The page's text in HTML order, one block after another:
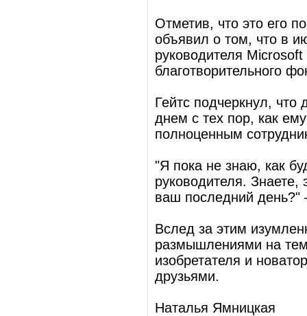
Отметив, что это его
объявил о том, что в
руководителя
благотворительного
Гейтс подчеркнул,
днем с тех пор, как
полноценным
"Я пока не знаю, как
руководителя.
ваш последний день?"
Вслед за этим
размышлениями на
изобретателя и
друзьями.
Наталья Ямницкая